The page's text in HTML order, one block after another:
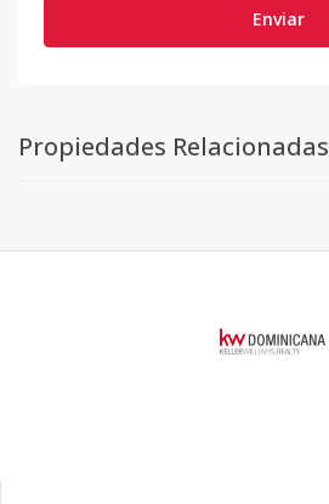
Enviar
Propiedades Relacionadas